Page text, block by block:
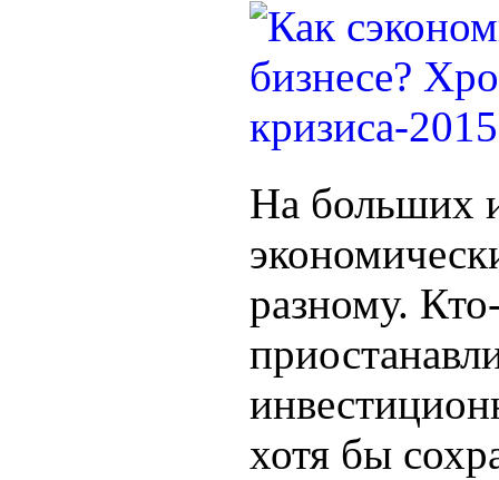
На больших
разному.
хотя бы